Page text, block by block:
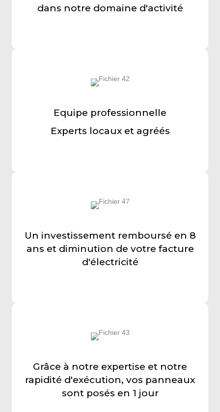
dans notre domaine d'activité
Equipe professionnelle
Experts locaux et agréés
Un investissement remboursé en 8
ans et diminution de votre facture
d'électricité
Grâce à notre expertise et notre
rapidité d'exécution, vos panneaux
sont posés en 1 jour